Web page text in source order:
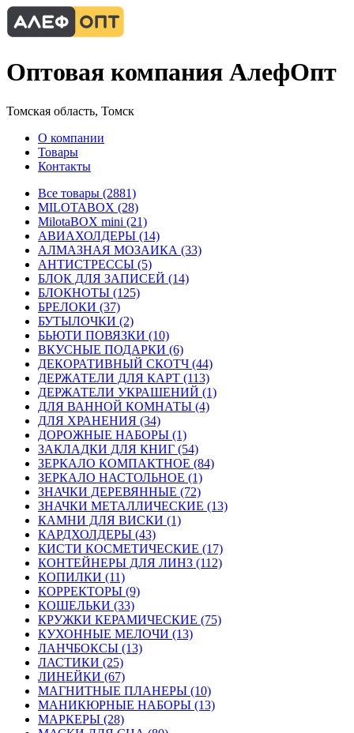
Оптовая компания АлефОпт
Томская область, Томск
О компании
Товары
Контакты
Все товары (2881)
MILOTABOX (28)
MilotaBOX mini (21)
АВИАХОЛДЕРЫ (14)
АЛМАЗНАЯ МОЗАИКА (33)
АНТИСТРЕССЫ (5)
БЛОК ДЛЯ ЗАПИСЕЙ (14)
БЛОКНОТЫ (125)
БРЕЛОКИ (37)
БУТЫЛОЧКИ (2)
БЬЮТИ ПОВЯЗКИ (10)
ВКУСНЫЕ ПОДАРКИ (6)
ДЕКОРАТИВНЫЙ СКОТЧ (44)
ДЕРЖАТЕЛИ ДЛЯ КАРТ (113)
ДЕРЖАТЕЛИ УКРАШЕНИЙ (1)
ДЛЯ ВАННОЙ КОМНАТЫ (4)
ДЛЯ ХРАНЕНИЯ (34)
ДОРОЖНЫЕ НАБОРЫ (1)
ЗАКЛАДКИ ДЛЯ КНИГ (54)
ЗЕРКАЛО КОМПАКТНОЕ (84)
ЗЕРКАЛО НАСТОЛЬНОЕ (1)
ЗНАЧКИ ДЕРЕВЯННЫЕ (72)
ЗНАЧКИ МЕТАЛЛИЧЕСКИЕ (13)
КАМНИ ДЛЯ ВИСКИ (1)
КАРДХОЛДЕРЫ (43)
КИСТИ КОСМЕТИЧЕСКИЕ (17)
КОНТЕЙНЕРЫ ДЛЯ ЛИНЗ (112)
КОПИЛКИ (11)
КОРРЕКТОРЫ (9)
КОШЕЛЬКИ (33)
КРУЖКИ КЕРАМИЧЕСКИЕ (75)
КУХОННЫЕ МЕЛОЧИ (13)
ЛАНЧБОКСЫ (13)
ЛАСТИКИ (25)
ЛИНЕЙКИ (67)
МАГНИТНЫЕ ПЛАНЕРЫ (10)
МАНИКЮРНЫЕ НАБОРЫ (13)
МАРКЕРЫ (28)